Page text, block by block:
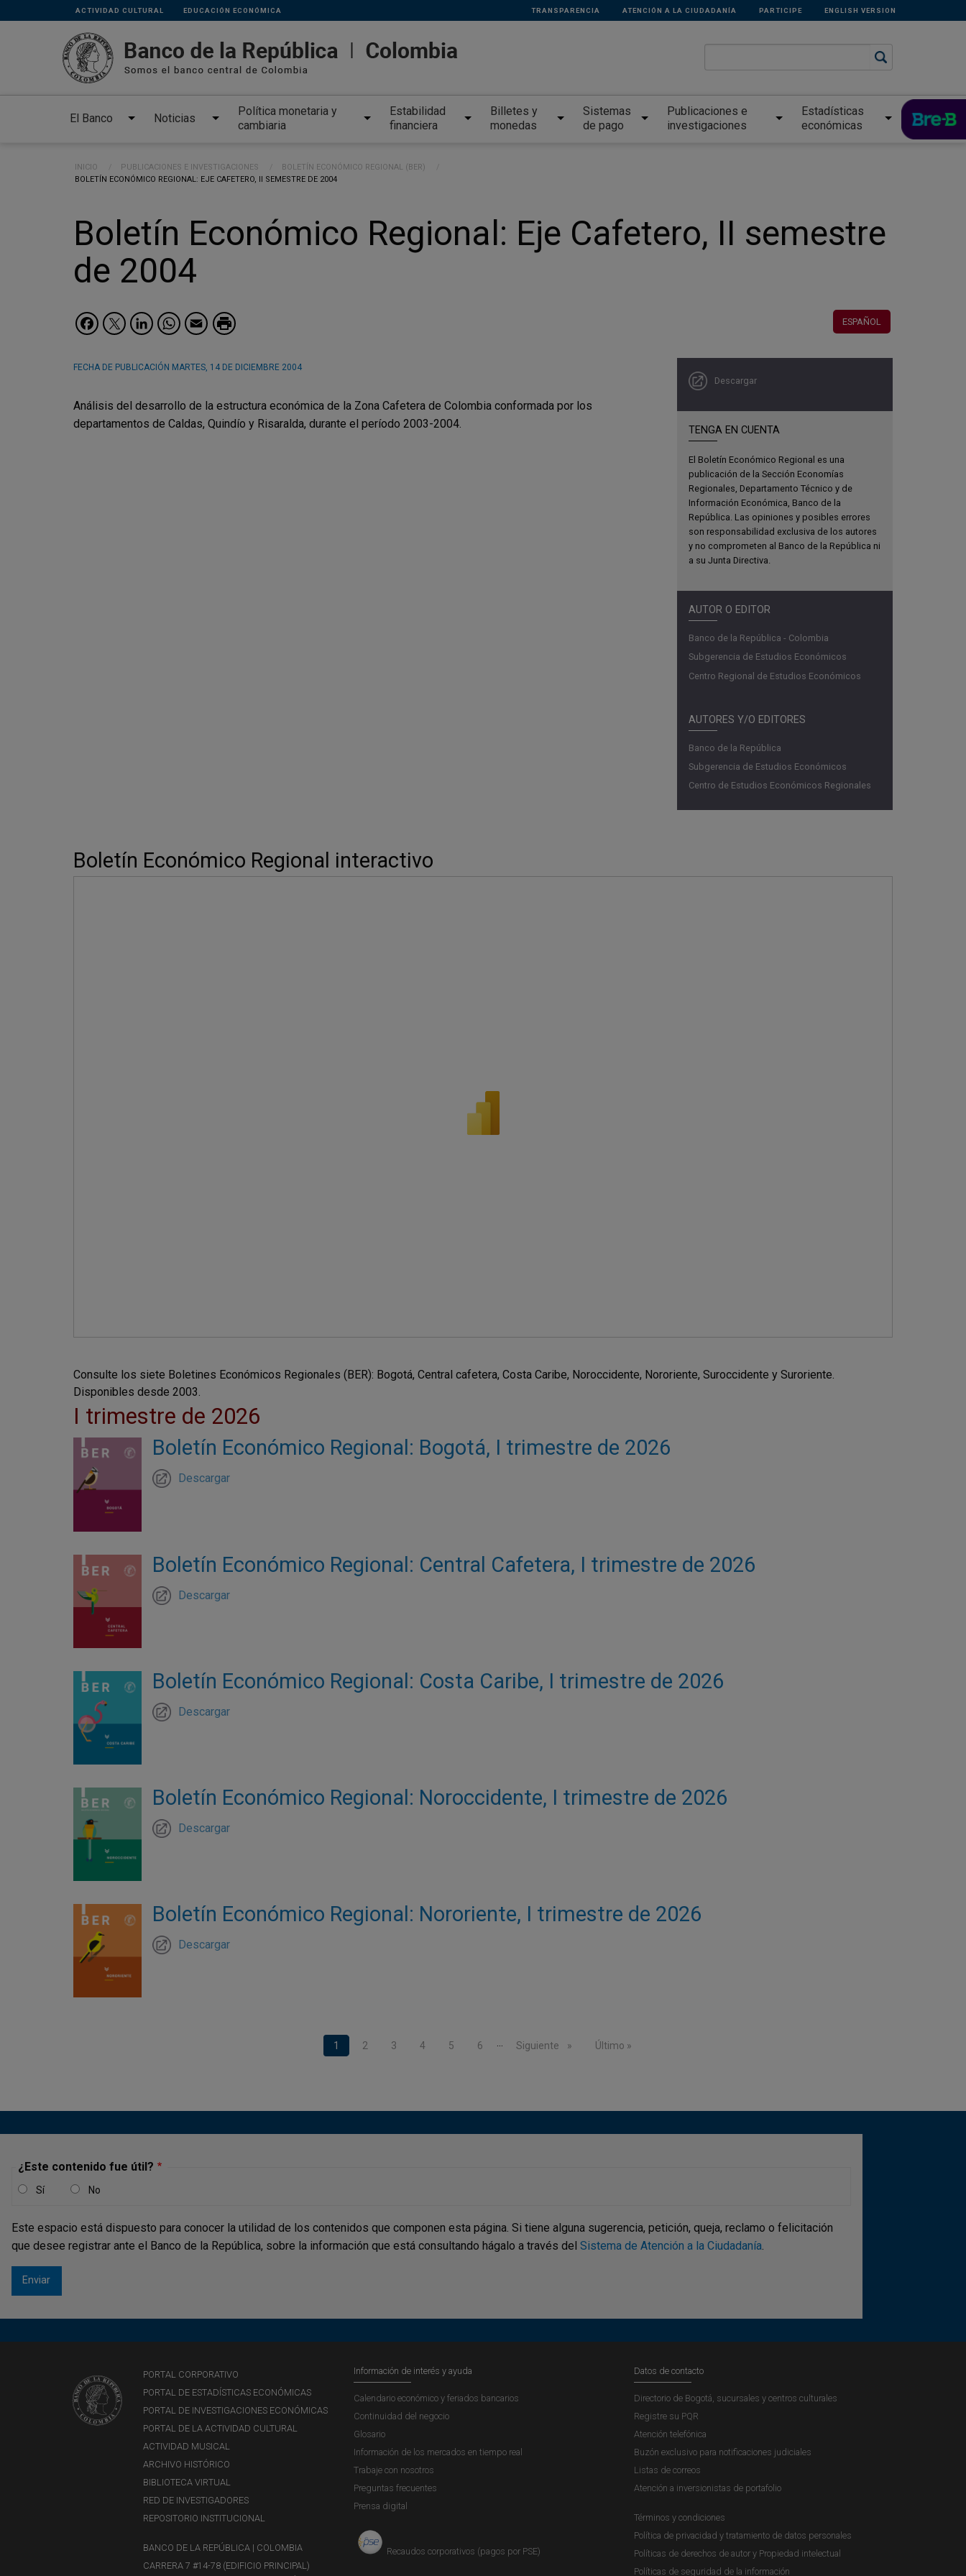
Pasar al contenido principal
Links
secundarios
ACTIVIDAD CULTURAL EDUCACIÓN ECONÓMICA TRANSPARENCIA ATENCIÓN A LA CIUDADANÍA PARTICIPE ENGLISH VERSION
El Banco Noticias
Política monetaria y
cambiaria
Estabilidad
financiera
Billetes y
monedas
Sistemas
de pago
Publicaciones e
investigaciones
Estadísticas
económicas
Ruta de navegación
INICIO PUBLICACIONES E INVESTIGACIONES
BOLETÍN ECONÓMICO REGIONAL (BER)
CURRENT:
BOLETÍN ECONÓMICO REGIONAL: EJE CAFETERO, II SEMESTRE DE 2004
Boletín Económico Regional: Eje Cafetero, II semestre
de 2004
ESPAÑOL
Facebook
Twitter
LinkedIn
WhatsApp
Email
Descargar
TENGA EN CUENTA
El Boletín Económico Regional es una
publicación de la Sección Economías
Regionales, Departamento Técnico y de
Información Económica, Banco de la
República. Las opiniones y posibles errores
son responsabilidad exclusiva de los autores
y no comprometen al Banco de la República ni
a su Junta Directiva.
AUTOR O EDITOR
Banco de la República - Colombia
Subgerencia de Estudios Económicos
Centro Regional de Estudios Económicos
AUTORES Y/O EDITORES
Banco de la República
Subgerencia de Estudios Económicos
Centro de Estudios Económicos Regionales
FECHA DE PUBLICACIÓN MARTES, 14 DE DICIEMBRE 2004
Análisis del desarrollo de la estructura económica de la Zona Cafetera de Colombia conformada por los
departamentos de Caldas, Quindío y Risaralda, durante el período 2003-2004.
Boletín Económico Regional interactivo
Consulte los siete Boletines Económicos Regionales (BER): Bogotá, Central cafetera, Costa Caribe, Noroccidente, Nororiente, Suroccidente y Suroriente.
Disponibles desde 2003.
I trimestre de 2026
Boletín Económico Regional: Bogotá, I trimestre de 2026
Descargar
Boletín Económico Regional: Central Cafetera, I trimestre de 2026
Descargar
Boletín Económico Regional: Costa Caribe, I trimestre de 2026
Descargar
Boletín Económico Regional: Noroccidente, I trimestre de 2026
Descargar
Boletín Económico Regional: Nororiente, I trimestre de 2026
Descargar
Página actual
1 Page
2 Page
3 Page
4 Page
5 Page
6 Siguiente página
Siguiente Última página
Último »
¿Este contenido fue útil?
Sí No
Este espacio está dispuesto para conocer la utilidad de los contenidos que componen esta página. Si tiene alguna sugerencia, petición, queja, reclamo o felicitación
que desee registrar ante el Banco de la República, sobre la información que está consultando hágalo a través del Sistema de Atención a la Ciudadanía.
PORTAL CORPORATIVO
PORTAL DE ESTADÍSTICAS ECONÓMICAS
PORTAL DE INVESTIGACIONES ECONÓMICAS
PORTAL DE LA ACTIVIDAD CULTURAL
ACTIVIDAD MUSICAL
ARCHIVO HISTÓRICO
BIBLIOTECA VIRTUAL
RED DE INVESTIGADORES
REPOSITORIO INSTITUCIONAL
BANCO DE LA REPÚBLICA | COLOMBIA
CARRERA 7 #14-78 (EDIFICIO PRINCIPAL)
Información de interés y ayuda
Calendario económico y feriados bancarios
Continuidad del negocio
Glosario
Información de los mercados en tiempo real
Trabaje con nosotros
Preguntas frecuentes
Prensa digital
Recaudos corporativos (pagos por PSE)
Datos de contacto
Directorio de Bogotá, sucursales y centros culturales
Registre su PQR
Atención telefónica
Buzón exclusivo para notificaciones judiciales
Listas de correos
Atención a inversionistas de portafolio
Términos y condiciones
Política de privacidad y tratamiento de datos personales
Políticas de derechos de autor y Propiedad intelectual
Políticas de seguridad de la información